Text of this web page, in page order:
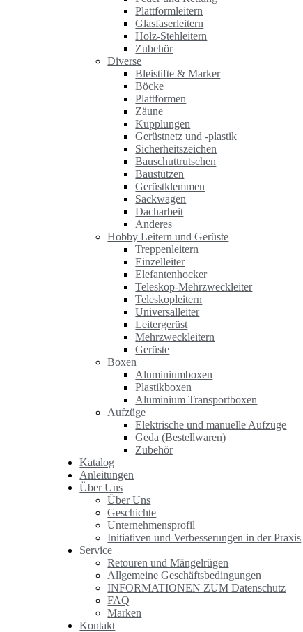
Plattformleitern
Glasfaserleitern
Holz-Stehleitern
Zubehör
Diverse
Bleistifte & Marker
Böcke
Plattformen
Zäune
Kupplungen
Gerüstnetz und -plastik
Sicherheitszeichen
Bauschuttrutschen
Baustützen
Gerüstklemmen
Sackwagen
Dacharbeit
Anderes
Hobby Leitern und Gerüste
Treppenleitern
Einzelleiter
Elefantenhocker
Teleskop-Mehrzweckleiter
Teleskopleitern
Universalleiter
Leitergerüst
Mehrzweckleitern
Gerüste
Boxen
Aluminiumboxen
Plastikboxen
Aluminium Transportboxen
Aufzüge
Elektrische und manuelle Aufzüge
Geda (Bestellwaren)
Zubehör
Katalog
Anleitungen
Über Uns
Über Uns
Geschichte
Unternehmensprofil
Initiativen und Verbesserungen in der Praxis
Service
Retouren und Mängelrügen
Allgemeine Geschäftsbedingungen
INFORMATIONEN ZUM Datenschutz
FAQ
Marken
Kontakt